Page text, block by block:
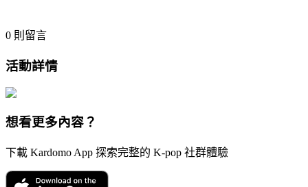
0 則留言
活動詳情
想看更多內容？
下載 Kardomo App 探索完整的 K-pop 社群體驗